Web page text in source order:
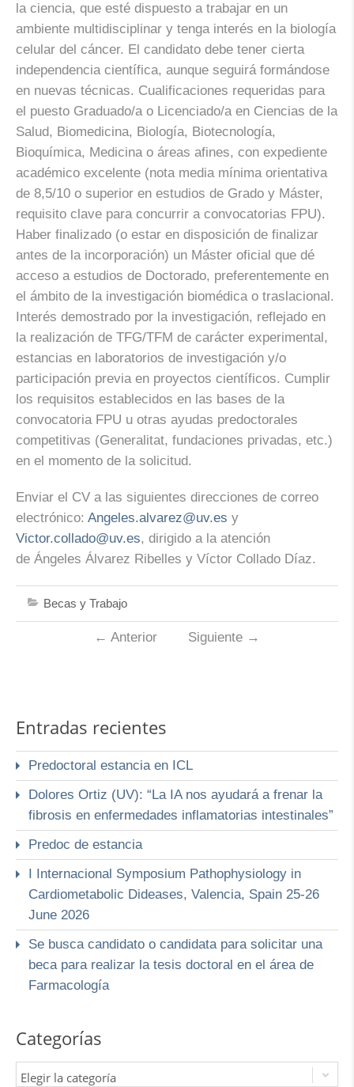
la ciencia, que esté dispuesto a trabajar en un
ambiente multidisciplinar y tenga interés en la biología
celular del cáncer. El candidato debe tener cierta
independencia científica, aunque seguirá formándose
en nuevas técnicas. Cualificaciones requeridas para
el puesto Graduado/a o Licenciado/a en Ciencias de la
Salud, Biomedicina, Biología, Biotecnología,
Bioquímica, Medicina o áreas afines, con expediente
académico excelente (nota media mínima orientativa
de 8,5/10 o superior en estudios de Grado y Máster,
requisito clave para concurrir a convocatorias FPU).
Haber finalizado (o estar en disposición de finalizar
antes de la incorporación) un Máster oficial que dé
acceso a estudios de Doctorado, preferentemente en
el ámbito de la investigación biomédica o traslacional.
Interés demostrado por la investigación, reflejado en
la realización de TFG/TFM de carácter experimental,
estancias en laboratorios de investigación y/o
participación previa en proyectos científicos. Cumplir
los requisitos establecidos en las bases de la
convocatoria FPU u otras ayudas predoctorales
competitivas (Generalitat, fundaciones privadas, etc.)
en el momento de la solicitud.
Enviar el CV a las siguientes direcciones de correo
electrónico: Angeles.alvarez@uv.es y
Victor.collado@uv.es, dirigido a la atención
de Ángeles Álvarez Ribelles y Víctor Collado Díaz.
Becas y Trabajo
← Anterior Siguiente →
Entradas recientes
Predoctoral estancia en ICL
Dolores Ortiz (UV): “La IA nos ayudará a frenar la
fibrosis en enfermedades inflamatorias intestinales”
Predoc de estancia
I Internacional Symposium Pathophysiology in
Cardiometabolic Dideases, Valencia, Spain 25-26
June 2026
Se busca candidato o candidata para solicitar una
beca para realizar la tesis doctoral en el área de
Farmacología
Categorías
Elegir la categoría